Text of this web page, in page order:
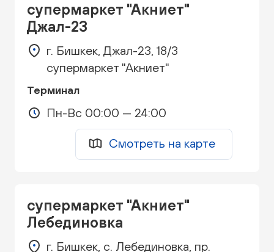
супермаркет "Акниет"
Джал-23
г. Бишкек, Джал-23, 18/3
супермаркет "Акниет"
Терминал
Пн-Вс 00:00 — 24:00
Смотреть на карте
супермаркет "Акниет"
Лебединовка
г. Бишкек, с. Лебединовка, пр.